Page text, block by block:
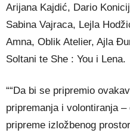
Arijana Kajdić, Dario
Sabina Vajraca, Lejla
Amna, Oblik Atelier, Ajla
Soltani te She : You i Lena.
““Da bi se pripremio
pripremanja i volontiranja
pripreme izložbenog